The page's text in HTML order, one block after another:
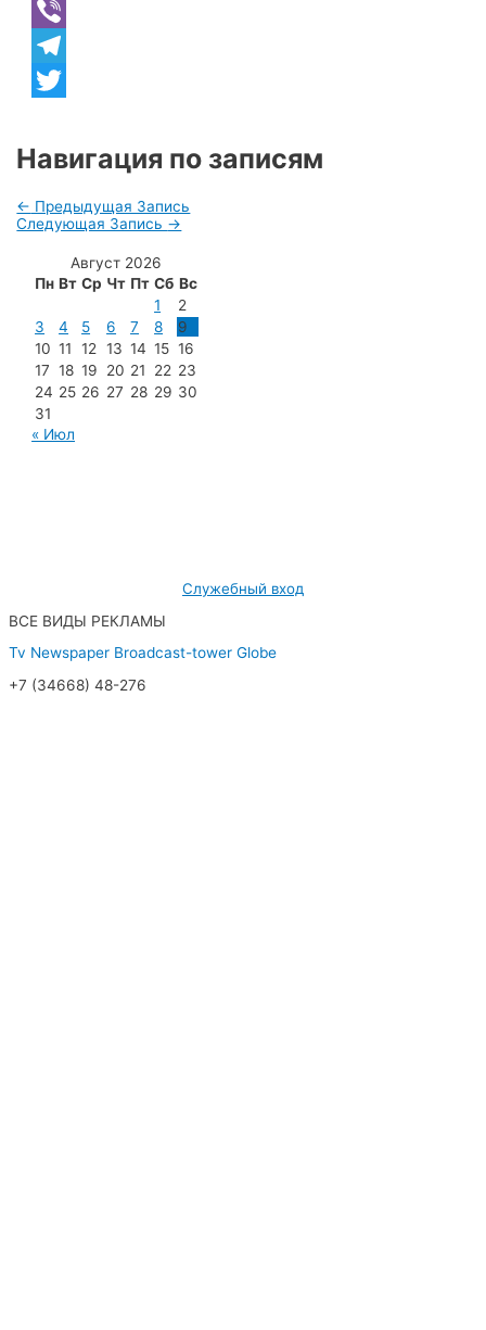
WhatsApp
Viber
Telegram
Навигация по записям
← Предыдущая Запись
Следующая Запись →
Август 2026
Пн Вт Ср Чт Пт Сб Вс
1
2
3
4 5 6 7 8
9
10 11 12 13 14 15 16
17 18 19 20 21 22 23
24 25 26 27 28 29 30
31
« Июл
Служебный вход
ВСЕ ВИДЫ РЕКЛАМЫ
Tv Newspaper Broadcast-tower Globe
+7 (34668) 48-276